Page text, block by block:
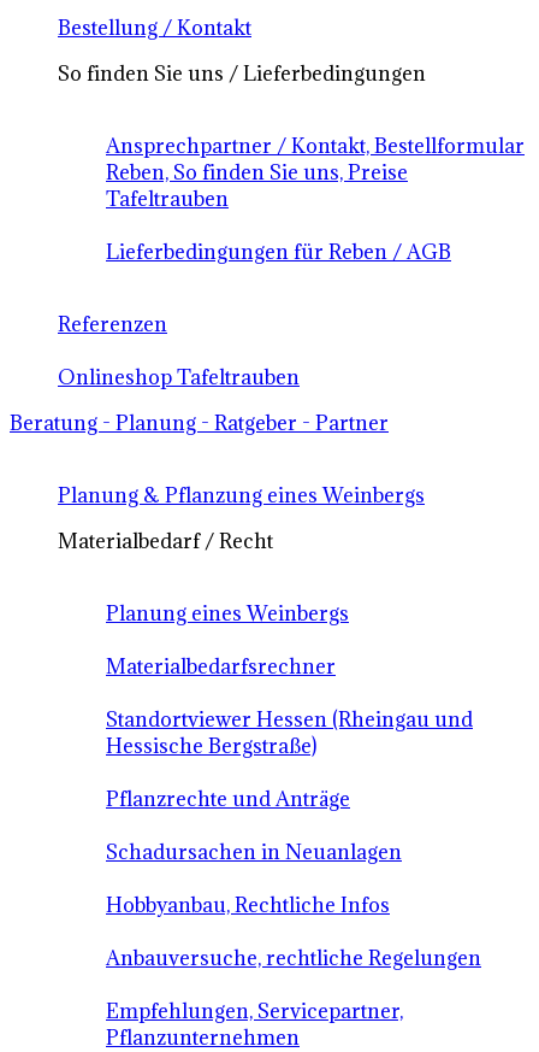
Bestellung / Kontakt
So finden Sie uns / Lieferbedingungen
Ansprechpartner / Kontakt, Bestellformular
Reben, So finden Sie uns, Preise
Tafeltrauben
Lieferbedingungen für Reben / AGB
Referenzen
Onlineshop Tafeltrauben
Beratung - Planung - Ratgeber - Partner
Planung & Pflanzung eines Weinbergs
Materialbedarf / Recht
Planung eines Weinbergs
Materialbedarfsrechner
Standortviewer Hessen (Rheingau und
Hessische Bergstraße)
Pflanzrechte und Anträge
Schadursachen in Neuanlagen
Hobbyanbau, Rechtliche Infos
Anbauversuche, rechtliche Regelungen
Empfehlungen, Servicepartner,
Pflanzunternehmen